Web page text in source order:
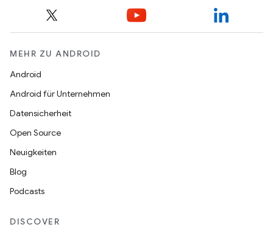
MEHR ZU ANDROID
Android
Android für Unternehmen
Datensicherheit
Open Source
Neuigkeiten
Blog
Podcasts
DISCOVER